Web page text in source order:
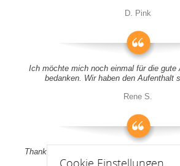
D. Pink
Ich möchte mich noch einmal für die gute
bedanken. Wir haben den Aufenthalt
Rene S.
Thank you all for your support! It was a
apartment
Cookie Einstellungen